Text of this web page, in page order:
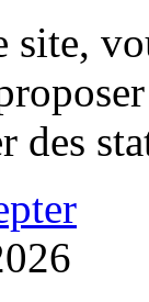
site,
des